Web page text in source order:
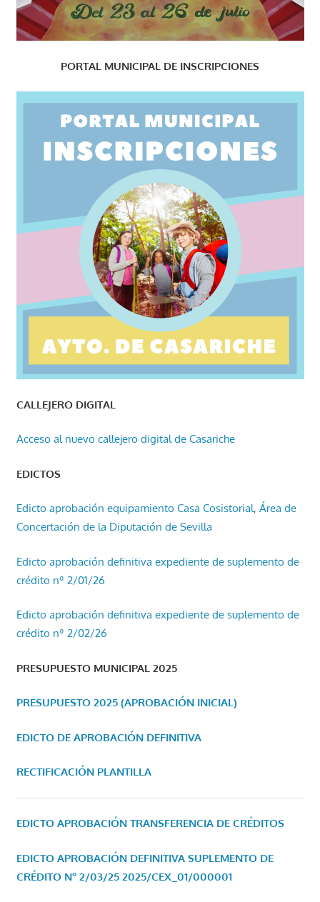
PORTAL MUNICIPAL DE INSCRIPCIONES
CALLEJERO DIGITAL
Acceso al nuevo callejero digital de Casariche
EDICTOS
Edicto aprobación equipamiento Casa Cosistorial, Área de
Concertación de la Diputación de Sevilla
Edicto aprobación definitiva expediente de suplemento de
crédito nº 2/01/26
Edicto aprobación definitiva expediente de suplemento de
crédito nº 2/02/26
PRESUPUESTO MUNICIPAL 2025
PRESUPUESTO 2025 (APROBACIÓN INICIAL)
EDICTO DE APROBACIÓN DEFINITIVA
RECTIFICACIÓN PLANTILLA
EDICTO APROBACIÓN TRANSFERENCIA DE CRÉDITOS
EDICTO APROBACIÓN DEFINITIVA SUPLEMENTO DE
CRÉDITO Nº 2/03/25 2025/CEX_01/000001